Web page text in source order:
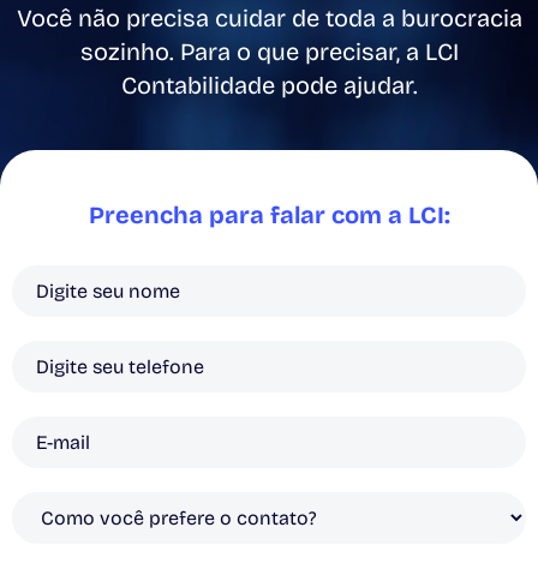
Você não precisa cuidar de toda a burocracia
sozinho. Para o que precisar, a LCI
Contabilidade pode ajudar.
Preencha para falar com a LCI: